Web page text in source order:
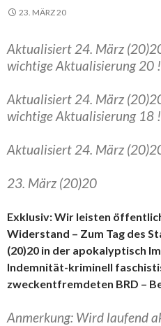
23. MÄRZ 20
Aktualisiert 24. März
wichtige Aktualisierung 20
Aktualisiert 24. März
wichtige Aktualisierung 18
Aktualisiert 24. März
23. März (20)20
Exklusiv: Wir leisten
Widerstand – Zum Tag des
(20)20 in der apokalyptisch
Indemnität-kriminell
zweckentfremdeten BRD –
Anmerkung: Wird laufend